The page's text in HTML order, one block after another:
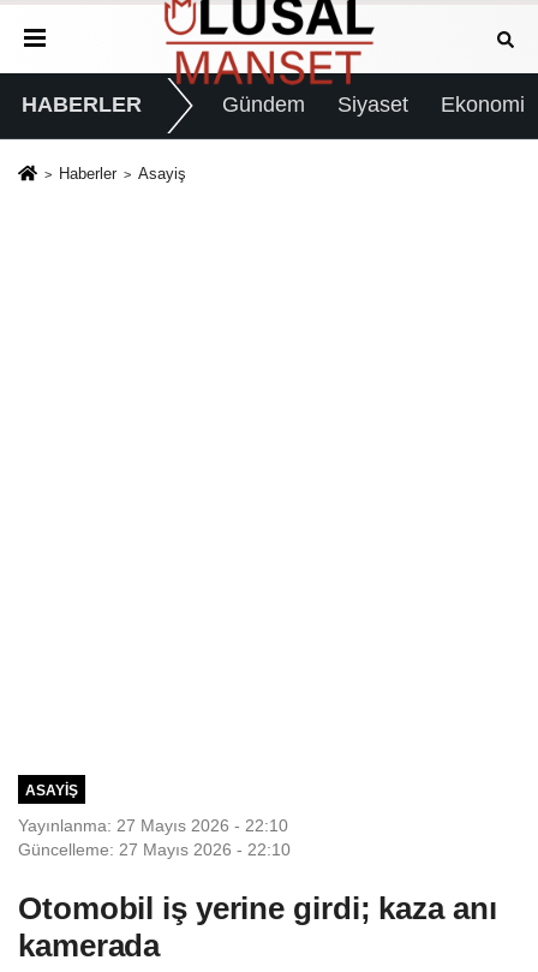
HABERLER Gündem Siyaset Ekonomi
Haberler Asayiş
ASAYIŞ
Yayınlanma: 27 Mayıs 2026 - 22:10
Güncelleme: 27 Mayıs 2026 - 22:10
Otomobil iş yerine girdi; kaza anı
kamerada